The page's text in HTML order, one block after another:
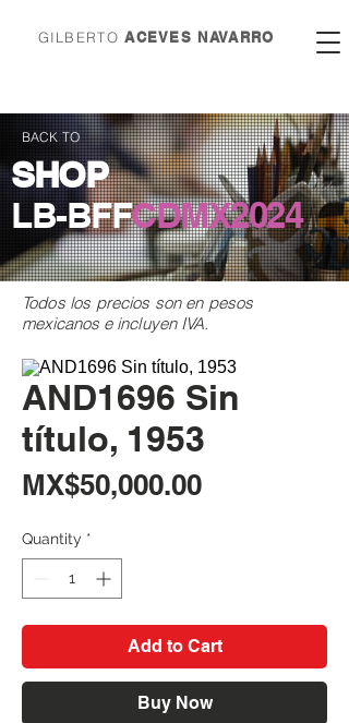
GILBERTOACEVES NAVARRO
BACK TO
SHOP
LB-BFFCDMX2024
Todos los precios son en pesos
mexicanos e incluyen IVA.
AND1696 Sin
título, 1953
MX$50,000.00Price
Quantity *
Add to Cart
Buy Now